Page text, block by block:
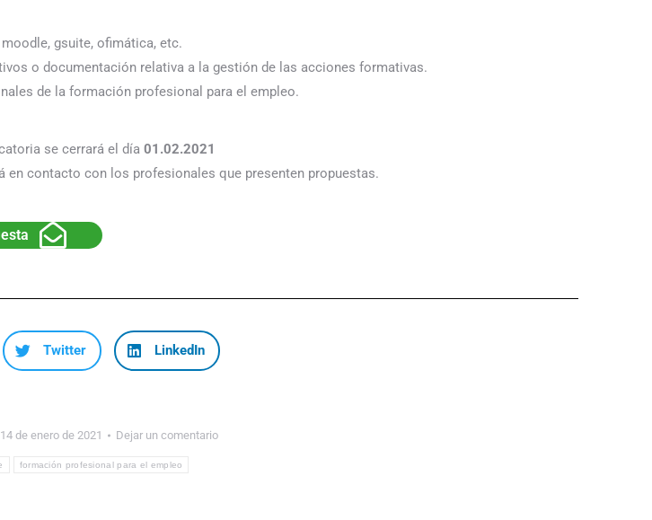
gsuite, ofimática, etc.
o documentación relativa a la gestión de las acciones formativas.
de la formación profesional para el empleo.
se cerrará el día 01.02.2021
en contacto con los profesionales que presenten propuestas.
Twitter LinkedIn
14 de enero de 2021 Dejar un comentario
formación profesional para el empleo